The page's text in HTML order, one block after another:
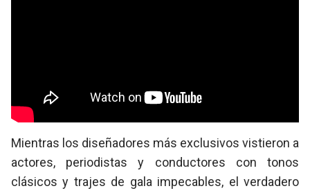
Mientras los diseñadores más exclusivos vistieron a
actores, periodistas y conductores con tonos
clásicos y trajes de gala impecables, el verdadero